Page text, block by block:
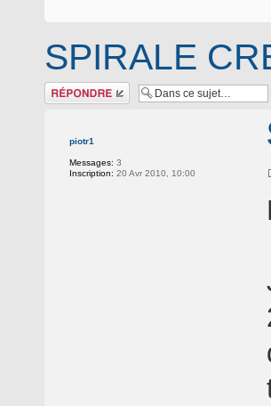
SPIRALE
Répondre
piotr1
Messages: 3
Inscription: 20 Avr 2010, 10:00